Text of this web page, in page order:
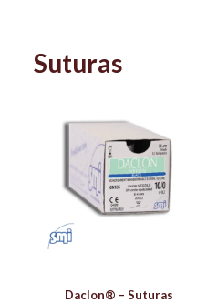
Suturas
Daclon® – Suturas